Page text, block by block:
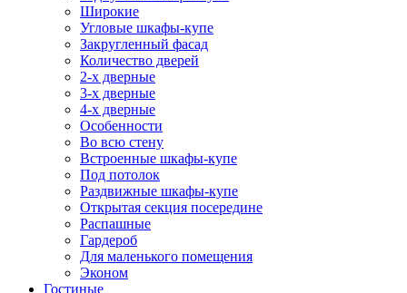
Широкие
Угловые шкафы-купе
Закругленный фасад
Количество дверей
2-х дверные
3-х дверные
4-х дверные
Особенности
Во всю стену
Встроенные шкафы-купе
Под потолок
Раздвижные шкафы-купе
Открытая секция посередине
Распашные
Гардероб
Для маленького помещения
Эконом
Гостиные